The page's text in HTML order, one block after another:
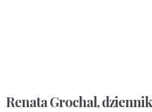
Renata Grochal,